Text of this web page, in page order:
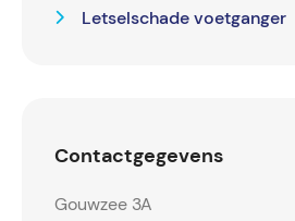
Letselschade voetganger
Contactgegevens
Gouwzee 3A